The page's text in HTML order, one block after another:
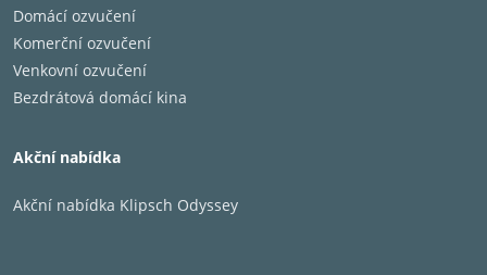
Domácí ozvučení
Komerční ozvučení
Venkovní ozvučení
Bezdrátová domácí kina
Akční nabídka
Akční nabídka Klipsch Odyssey